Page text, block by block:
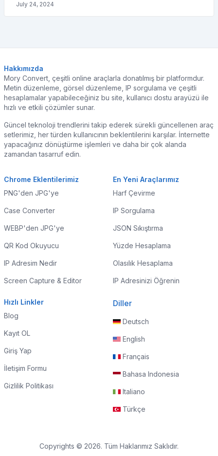
July 24, 2024
Hakkımızda
Mory Convert, çeşitli online araçlarla donatılmış bir platformdur.
Metin düzenleme, görsel düzenleme, IP sorgulama ve çeşitli
hesaplamalar yapabileceğiniz bu site, kullanıcı dostu arayüzü ile
hızlı ve etkili çözümler sunar.
Güncel teknoloji trendlerini takip ederek sürekli güncellenen araç
setlerimiz, her türden kullanıcının beklentilerini karşılar. İnternette
yapacağınız dönüştürme işlemleri ve daha bir çok alanda
zamandan tasarruf edin.
Chrome Eklentilerimiz
PNG'den JPG'ye
Case Converter
WEBP'den JPG'ye
QR Kod Okuyucu
IP Adresim Nedir
Screen Capture & Editor
En Yeni Araçlarımız
Harf Çevirme
IP Sorgulama
JSON Sıkıştırma
Yüzde Hesaplama
Olasılık Hesaplama
IP Adresinizi Öğrenin
Hızlı Linkler
Blog
Kayıt OL
Giriş Yap
İletişim Formu
Gizlilik Politikası
Diller
Deutsch
English
Français
Bahasa Indonesia
Italiano
Türkçe
Copyrights © 2026. Tüm Haklarımız Saklıdır.